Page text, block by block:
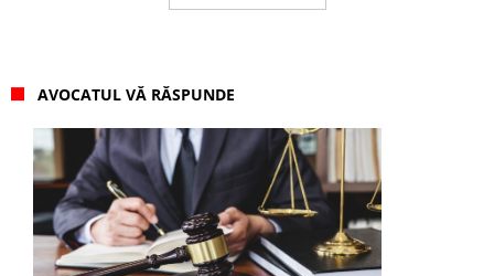
AVOCATUL VĂ RĂSPUNDE